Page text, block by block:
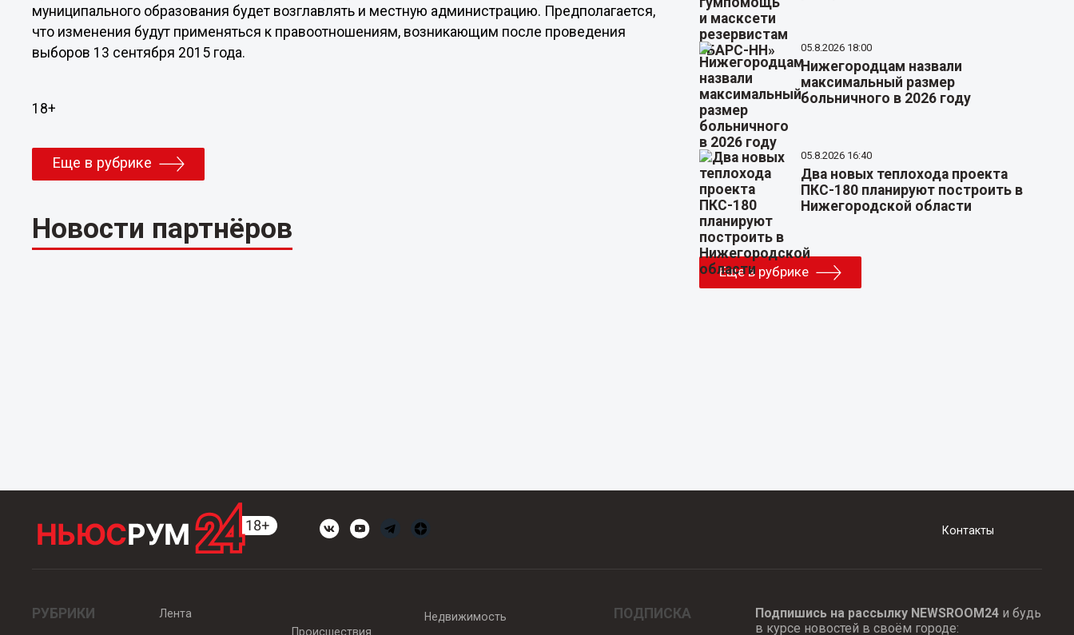
муниципального образования будет возглавлять и местную администрацию. Предполагается,
что изменения будут применяться к правоотношениям, возникающим после проведения
выборов 13 сентября 2015 года.
18+
Еще в рубрике
Новости партнёров
05.8.2026 18:00
Нижегородцам назвали
максимальный размер
больничного в 2026 году
05.8.2026 16:40
Два новых теплохода проекта
ПКС-180 планируют построить в
Нижегородской области
Еще в рубрике
Контакты
РУБРИКИ
Лента
Происшествия
Недвижимость ПОДПИСКА Подпишись на рассылку NEWSROOM24и будь
в курсе новостей в своём городе: